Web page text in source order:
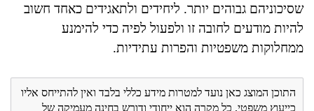
שסיכוניהם גבוהים יותר. ליחידים ולתאגידים כאחד חשוב
להיות מודעים לחובה זו ולפעול לפיה כדי להימנע
ממחלוקות משפטיות והפרות עתידיות.
התוכן המוצג כאן נועד למטרות מידע כללי בלבד ואין להתייחס אליו
כייעוץ משפטי. כל מקרה הוא ייחודי ודורש בחינה מעמיקה של